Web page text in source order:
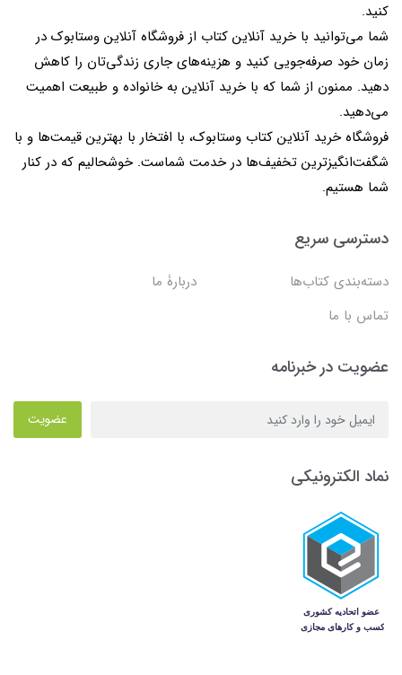
کنید.
شما می‌توانید با خرید آنلاین کتاب از فروشگاه آنلاین وستابوک در
زمان خود صرفه‌جویی کنید و هزینه‌های جاری زندگی‌تان را کاهش
دهید. ممنون از شما که با خرید آنلاین به خانواده و طبیعت اهمیت
می‌دهید.
فروشگاه خرید آنلاین کتاب وستابوک، با افتخار با بهترین قیمت‌ها و با
شگفت‌انگیزترین تخفیف‌ها در خدمت شماست. خوشحالیم که در کنار
شما هستیم.
دسترسی سریع
دسته‌بندی کتاب‌ها
دربارۀ ما
تماس با ما
عضویت در خبرنامه
عضویت
نماد الکترونیکی